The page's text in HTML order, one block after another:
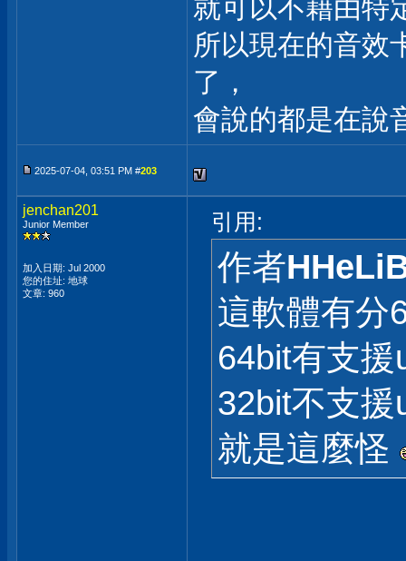
就可以不藉由特
所以現在的音效
了，
會說的都是在說
2025-07-04, 03:51 PM #203
jenchan201
Junior Member
加入日期: Jul 2000
您的住址: 地球
文章: 960
引用:
作者
這軟體有分
64bit有支
32bit不支
就是這麼怪